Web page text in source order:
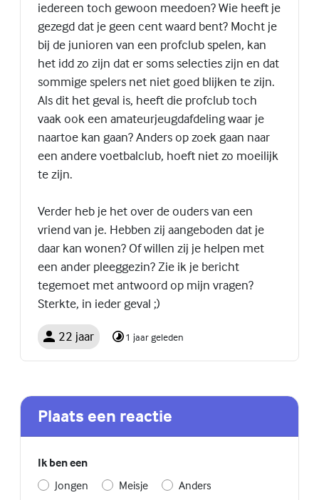
iedereen toch gewoon meedoen? Wie heeft je
gezegd dat je geen cent waard bent? Mocht je
bij de junioren van een profclub spelen, kan
het idd zo zijn dat er soms selecties zijn en dat
sommige spelers net niet goed blijken te zijn.
Als dit het geval is, heeft die profclub toch
vaak ook een amateurjeugdafdeling waar je
naartoe kan gaan? Anders op zoek gaan naar
een andere voetbalclub, hoeft niet zo moeilijk
te zijn.
Verder heb je het over de ouders van een
vriend van je. Hebben zij aangeboden dat je
daar kan wonen? Of willen zij je helpen met
een ander pleeggezin? Zie ik je bericht
tegemoet met antwoord op mijn vragen?
Sterkte, in ieder geval ;)
22 jaar 1 jaar geleden
Plaats een reactie
Ik ben een
Jongen
Meisje Anders